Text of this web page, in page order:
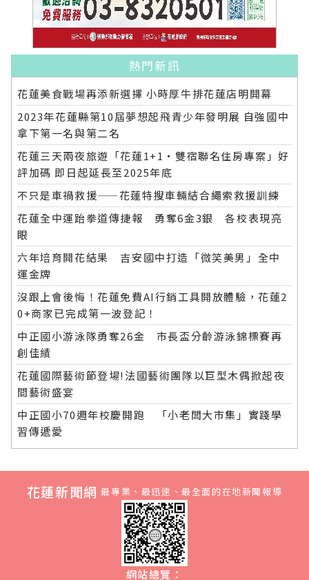
熱門新訊
花蓮美食戰場再添新選擇 小時厚牛排花蓮店明開幕
2023年花蓮縣第10屆夢想起飛青少年發明展 自強國中
拿下第一名與第二名
花蓮三天兩夜旅遊「花蓮1+1‧雙宿聯名住房專案」好
評加碼 即日起延長至2025年底
不只是車禍救援——花蓮特搜車輛結合繩索救援訓練
花蓮全中運跆拳道傳捷報 勇奪6金3銀 各校表現亮
眼
六年培育開花結果 吉安國中打造「微笑美男」全中
運金牌
沒跟上會後悔！花蓮免費AI行銷工具開放體驗，花蓮2
0+商家已完成第一波登記！
中正國小游泳隊勇奪26金 市長盃分齡游泳錦標賽再
創佳績
花蓮國際藝術節登場!法國藝術團隊以巨型木偶掀起夜
間藝術盛宴
中正國小70週年校慶開跑 「小老闆大市集」實踐學
習傳遞愛
花蓮新聞網 最專業、最迅速、最全面的在地新聞報導
網站總覽：